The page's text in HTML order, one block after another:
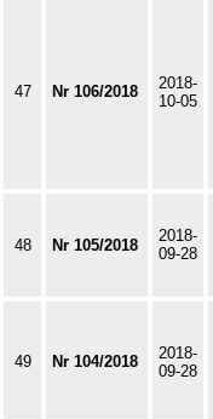
47 Nr 106/2018
2018-
10-05
48 Nr 105/2018
2018-
09-28
49 Nr 104/2018
2018-
09-28